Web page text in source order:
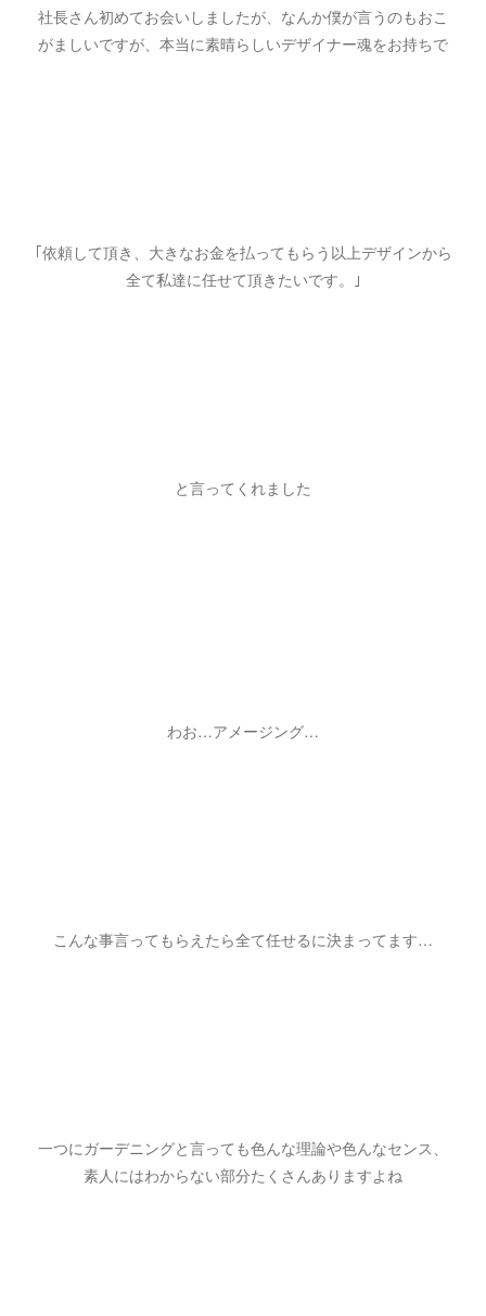
社長さん初めてお会いしましたが、なんか僕が言うのもおこ
がましいですが、本当に素晴らしいデザイナー魂をお持ちで
｢依頼して頂き、大きなお金を払ってもらう以上デザインから
全て私達に任せて頂きたいです。｣
と言ってくれました
わお…アメージング…
こんな事言ってもらえたら全て任せるに決まってます…
一つにガーデニングと言っても色んな理論や色んなセンス、
素人にはわからない部分たくさんありますよね